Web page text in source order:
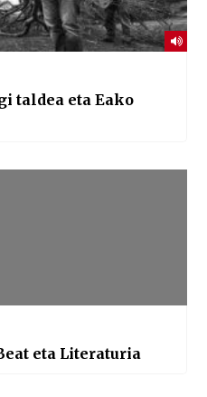
taldea eta Eako
eta Literaturia